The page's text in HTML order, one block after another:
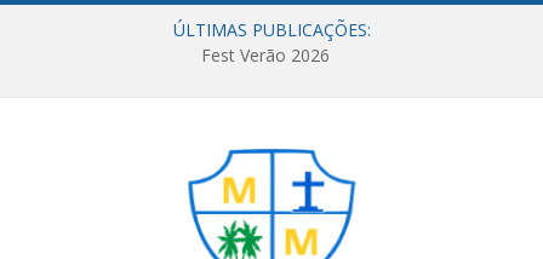
ÚLTIMAS PUBLICAÇÕES:
Fest Verão 2026